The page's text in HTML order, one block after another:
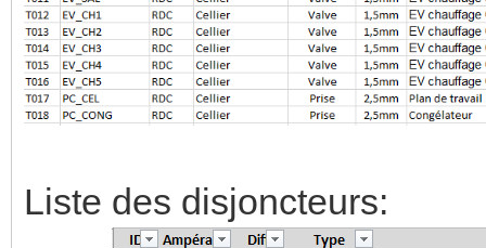
Liste des disjoncteurs: